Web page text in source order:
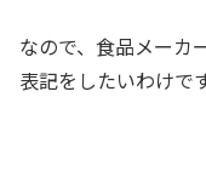
なので、食品メーカ
表記をしたいわけです